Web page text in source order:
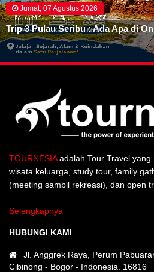
Jumat, 07 Agustus 2026
Trip 3 Pulau Seribu : Ada Apa di
TOURNESIAadalah Tour Travel
wisata keluarga, study tour, family
(meeting sambil rekreasi), dan open
Selengkapnya
HUBUNGI KAMI
Jl. Anggrek Raya, Perum
Cibinong - Bogor - Indonesia. 16816